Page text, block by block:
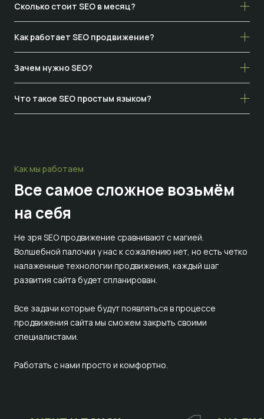
Сколько стоит SEO в месяц?
Как работает SEO продвижение?
Зачем нужно SEO?
Что такое SEO простым языком?
Как мы работаем
Все самое сложное возьмём
на себя
Не зря SEO продвижение сравнивают с магией.
Волшебной палочки у нас к сожалению нет, но есть четко
налаженные технологии продвижения, каждый шаг
развития сайта будет спланирован.
Все задачи которые будут появляться в процессе
продвижения сайта мы сможем закрыть своими
специалистами.
Работать с нами просто и комфортно.